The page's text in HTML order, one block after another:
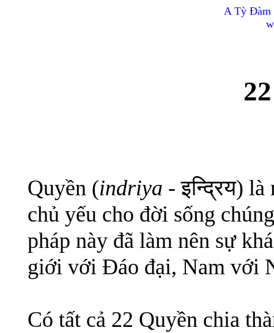
A Tỳ Đàm
Quyền (indriya - इन्द्रिय)
chủ yếu cho đời sống
pháp này đã làm nên sự
giới với Đáo đại, Nam với
Có tất cả 22 Quyền chia